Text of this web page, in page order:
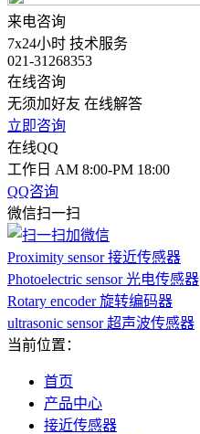
来电咨询
7x24小时 技术服务
021-31268353
在线咨询
无须加好友 在线解答
立即咨询
在线QQ
工作日 AM 8:00-PM 18:00
QQ咨询
微信扫一扫
Proximity sensor 接近传感器
Photoelectric sensor 光电传感器
Rotary encoder 旋转编码器
ultrasonic sensor 超声波传感器
当前位置：
首页
产品中心
接近传感器